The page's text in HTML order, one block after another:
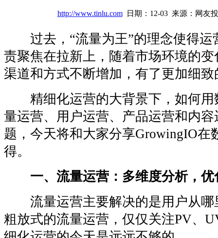
http://www.tinlu.com日期：12-03 来源：网友
过去，“流量为王”的理念使得运
责聚焦在拉新上，随着市场环境的
渠道和方式不断增加，有了更加细致
精细化运营的大背景下，如何用
量运营、用户运营、产品运营和内
题，今天将和大家分享GrowingIO在
得。
一、流量运营：多维度分析，优
流量运营主要解决的是用户从哪
粗放式的流量运营，仅仅关注PV、